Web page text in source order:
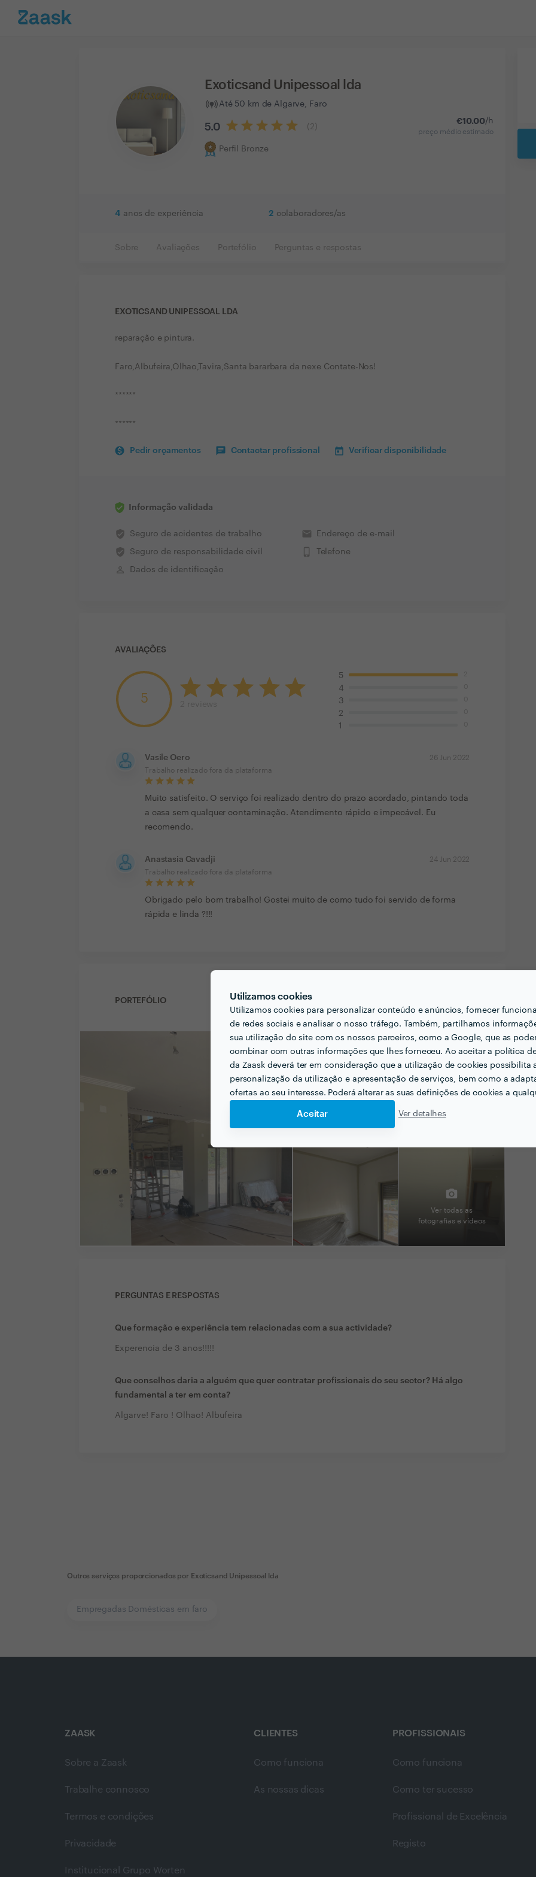
Utilizamos cookies
Utilizamos cookies para personalizar conteúdo e anúncios, fornecer
de redes sociais e analisar o nosso tráfego. Também, partilhamos
sua utilização do site com os nossos parceiros, como a Google, que as
combinar com outras informações que lhes forneceu. Ao aceitar a política
da Zaask deverá ter em consideração que a utilização de cookies possibilita
personalização da utilização e apresentação de serviços, bem como a
ofertas ao seu interesse. Poderá alterar as suas definições de cookies a
Aceitar Ver detalhes
Exoticsand Unipessoal lda
Até 50 km de Algarve, Faro
5.0 ( 2
Perfil Bronze
€10.00/h
preço médio estimado
4 anos de experiência 2 colaboradores/as
Sobre Avaliações Portefólio Perguntas e respostas
EXOTICSAND UNIPESSOAL LDA
reparação e pintura.
Faro,Albufeira,Olhao,Tavira,Santa bararbara da nexe Contate-Nos!
******
******
Pedir orçamentos Contactar profissional Verificar disponibilidade
Informação validada
verified_user Seguro de acidentes de trabalho
verified_user Seguro de responsabilidade civil
perm_identity Dados de identificação
email Endereço de e-mail
phone_iphone Telefone
AVALIAÇÕES
5
5
4
3
2
1
Vasile Oero
Trabalho realizado fora da plataforma
26 Jun 2022
Muito satisfeito. O serviço foi realizado dentro do prazo acordado, pintando toda
a casa sem qualquer contaminação. Atendimento rápido e impecável. Eu
recomendo.
Anastasia Cavadji
Trabalho realizado fora da plataforma
24 Jun 2022
Obrigado pelo bom trabalho! Gostei muito de como tudo foi servido de forma
rápida e linda ?!!!
PORTEFÓLIO
Ver todas as
fotografias e vídeos
PERGUNTAS E RESPOSTAS
Que formação e experiência tem relacionadas com a sua actividade?
Experencia de 3 anos!!!!!
Que conselhos daria a alguém que quer contratar profissionais do seu sector? Há algo
fundamental a ter em conta?
Algarve! Faro ! Olhao! Albufeira
Outros serviços proporcionados por Exoticsand Unipessoal lda
Empregadas Domésticas em faro
ZAASK
Sobre a Zaask
Trabalhe connosco
Termos e condições
Privacidade
Institucional Grupo Worten
CLIENTES
Como funciona
As nossas dicas
PROFISSIONAIS
Como funciona
Como ter sucesso
Profissional de Excelência
Registo